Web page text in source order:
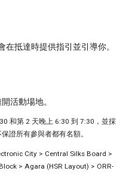
在抵達時提供指引並引導你。
活動場地。
和第 2 天晚上 6:30 到 7:30，並採
證所有參與者都有名額。
City > Central Silks Board >
> Agara (HSR Layout) > ORR-